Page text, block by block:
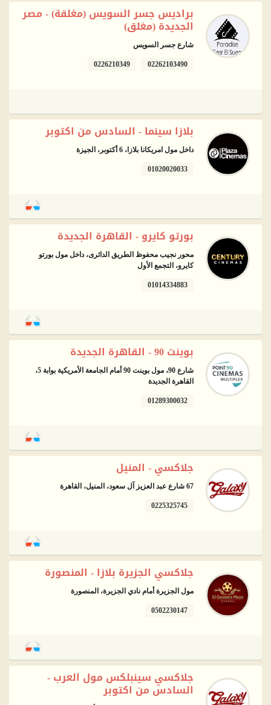
براديس جسر السويس (مغلقة) - مصر
الجديدة (مغلق)
شارع جسر السويس
02262103490
0226210349
بلازا سينما - السادس من اكتوبر
داخل مول امريكانا بلازا، 6 أكتوبر، الجيزة
01020020033
بورتو كايرو - القاهرة الجديدة
محور نجيب محفوظ الطريق الدائرى، داخل مول بورتو
كايرو، التجمع الأول
01014334883
بوينت 90 - القاهرة الجديدة
شارع 90، مول بوينت 90 أمام الجامعة الأمريكية بوابة 5،
القاهرة الجديدة
01289300032
جلاكسي - المنيل
67 شارع عبد العزيز آل سعود، المنيل، القاهرة
0225325745
جلاكسي الجزيرة بلازا - المنصورة
مول الجزيرة أمام نادي الجزيرة، المنصورة
0502230147
جلاكسي سينبلكس مول العرب -
السادس من اكتوبر